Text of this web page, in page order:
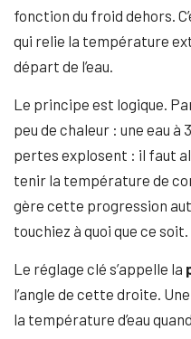
fonction du froid dehors.
qui relie la température
départ de l’eau.
Le principe est logique.
peu de chaleur : une eau à
pertes explosent : il faut
tenir la température de
gère cette progression
touchiez à quoi que ce soit.
Le réglage clé s’appelle la
l’angle de cette droite.
la température d’eau